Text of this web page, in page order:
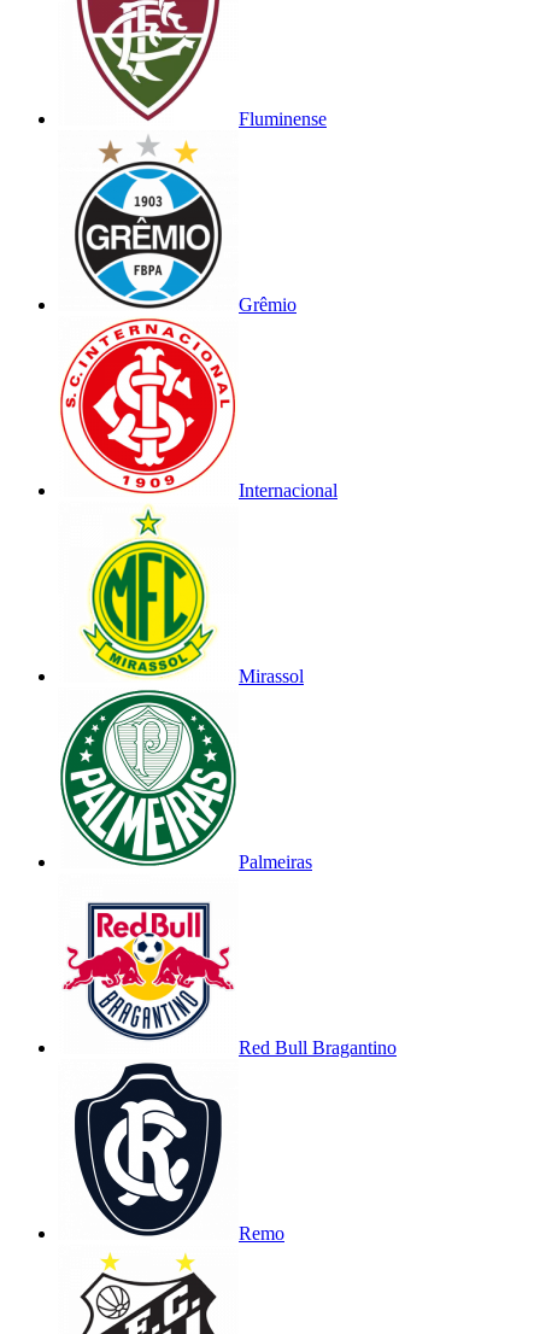
Fluminense
Grêmio
Internacional
Mirassol
Palmeiras
Red Bull Bragantino
Remo